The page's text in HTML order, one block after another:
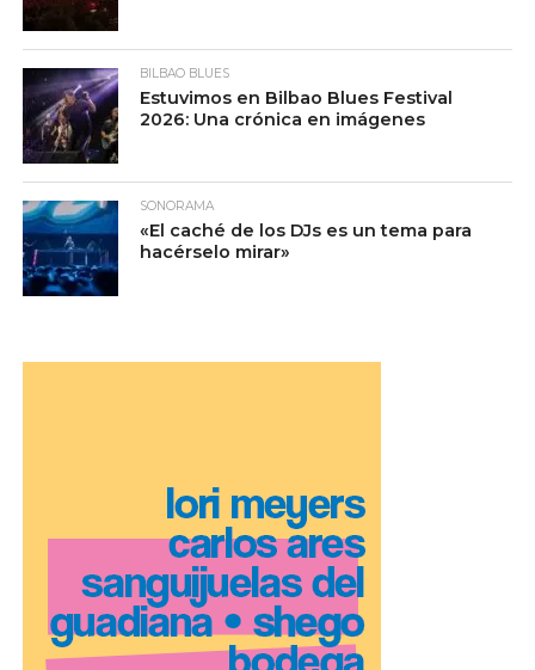
BILBAO BLUES
Estuvimos en Bilbao Blues Festival
2026: Una crónica en imágenes
SONORAMA
«El caché de los DJs es un tema para
hacérselo mirar»